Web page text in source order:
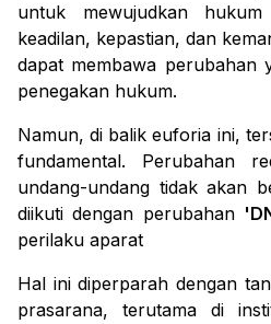
untuk mewujudkan
keadilan, kepastian, dan
dapat membawa perubahan
penegakan hukum.
Namun, di balik euforia ini,
fundamental. Perubahan
undang-undang tidak akan
diikuti dengan perubahan
perilaku aparat
Hal ini diperparah dengan
prasarana, terutama di